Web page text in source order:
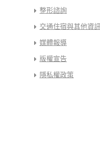
整形諮詢
交通住宿與其他資訊
媒體報導
版權宣告
隱私權政策